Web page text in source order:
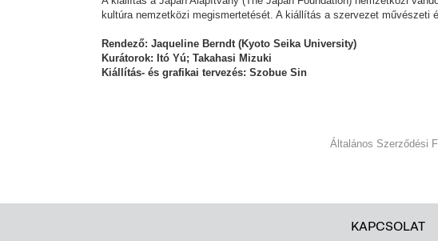
kultúra nemzetközi megismertetését. A kiállítás a szervezet művészeti
Rendező: Jaqueline Berndt (Kyoto Seika University)
Kurátorok: Itó Yú; Takahasi Mizuki
Kiállítás- és grafikai tervezés: Szobue Sin
Általános Szerződési
KAPCSOLAT